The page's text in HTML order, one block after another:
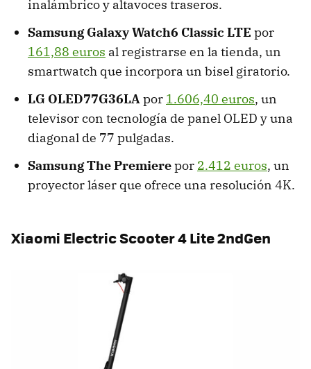
inalámbrico y altavoces traseros.
Samsung Galaxy Watch6 Classic LTE por
161,88 euros al registrarse en la tienda, un
smartwatch que incorpora un bisel giratorio.
LG OLED77G36LApor 1.606,40 euros, un
televisor con tecnología de panel OLED y una
diagonal de 77 pulgadas.
Samsung The Premierepor 2.412 euros, un
proyector láser que ofrece una resolución 4K.
Xiaomi Electric Scooter 4 Lite 2ndGen